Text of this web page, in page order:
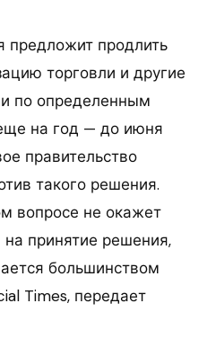
предложит продлить
торговли и другие
по определенным
на год — до июня
правительство
такого решения.
вопросе не окажет
на принятие решения,
большинством
Times, передает